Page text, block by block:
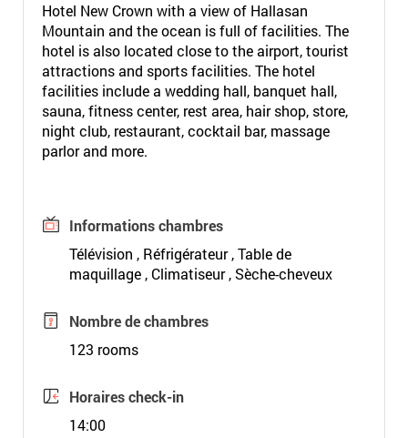
Hotel New Crown with a view of Hallasan
Mountain and the ocean is full of facilities. The
hotel is also located close to the airport, tourist
attractions and sports facilities. The hotel
facilities include a wedding hall, banquet hall,
sauna, fitness center, rest area, hair shop, store,
night club, restaurant, cocktail bar, massage
parlor and more.
Informations chambres
Télévision , Réfrigérateur , Table de
maquillage , Climatiseur , Sèche-cheveux
Nombre de chambres
123 rooms
Horaires check-in
14:00